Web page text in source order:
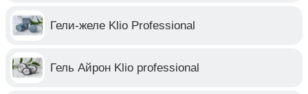
Гели-желе Klio Professional
Гель Айрон Klio professional